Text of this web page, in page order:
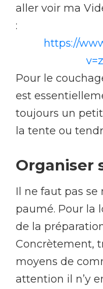
aller voir ma
:
https://
Pour le
est
toujours un
la tente ou
Organiser
Il ne faut pas se
paumé. Pour la
de la
Concrètement,
moyens de
attention il n’y